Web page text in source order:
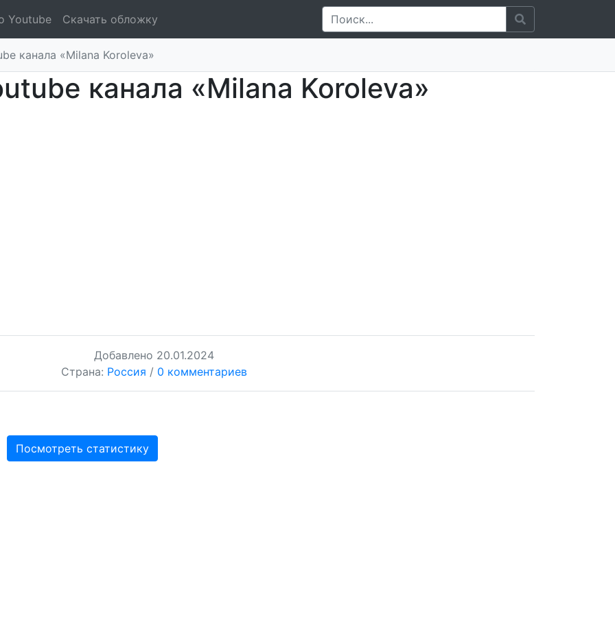
Youtube Скачать обложку
канала «Milana Koroleva»
канала «Milana Koroleva»
Добавлено 20.01.2024
Страна: Россия / 0 комментариев
Посмотреть статистику